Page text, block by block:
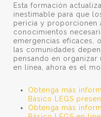
Esta formación
inestimable para que
pericia y proporcionen
conocimientos
emergencias eficaces,
las comunidades
pensando en organizar
en línea, ahora es el
Obtenga más
Básico LEGS
Obtenga más